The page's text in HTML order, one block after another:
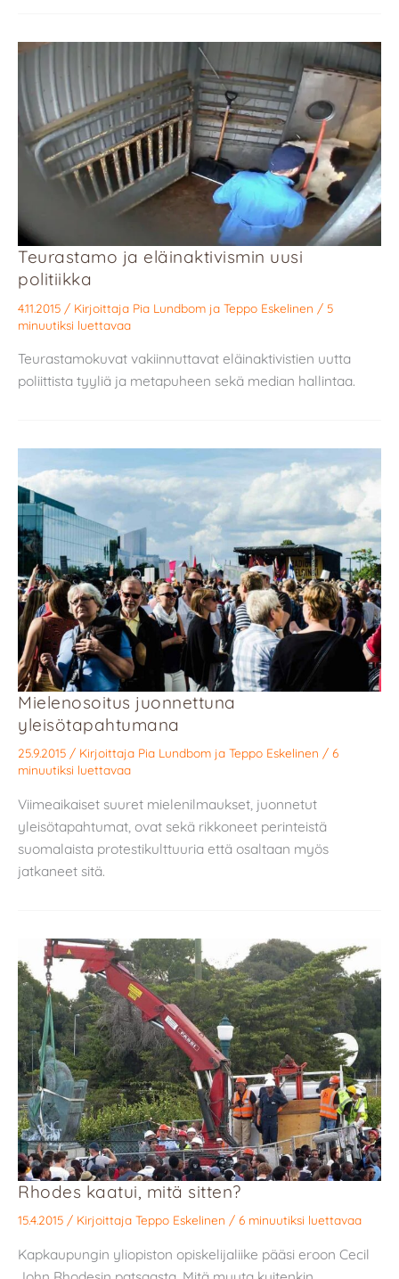
Teurastamo ja eläinaktivismin uusi
politiikka
4.11.2015 / Kirjoittaja Pia Lundbom ja Teppo Eskelinen / 5
minuutiksi luettavaa
Teurastamokuvat vakiinnuttavat eläinaktivistien uutta
poliittista tyyliä ja metapuheen sekä median hallintaa.
Mielenosoitus juonnettuna
yleisötapahtumana
25.9.2015 / Kirjoittaja Pia Lundbom ja Teppo Eskelinen / 6
minuutiksi luettavaa
Viimeaikaiset suuret mielenilmaukset, juonnetut
yleisötapahtumat, ovat sekä rikkoneet perinteistä
suomalaista protestikulttuuria että osaltaan myös
jatkaneet sitä.
Rhodes kaatui, mitä sitten?
15.4.2015 / Kirjoittaja Teppo Eskelinen / 6 minuutiksi luettavaa
Kapkaupungin yliopiston opiskelijaliike pääsi eroon Cecil